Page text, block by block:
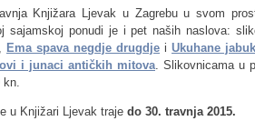
Knjižara Ljevak u Zagrebu u svom
sajamskoj ponudi je i pet naših naslova:
, Ema spava negdje drugdje i Ukuhane
i junaci antičkih mitova. Slikovnicama u
kn.
u Knjižari Ljevak traje do 30. travnja 2015.